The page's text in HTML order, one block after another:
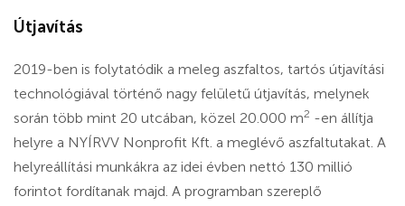
Útjavítás
2019-ben is folytatódik a meleg aszfaltos, tartós útjavítási
technológiával történő nagy felületű útjavítás, melynek
során több mint 20 utcában, közel 20.000 m2 -en állítja
helyre a NYÍRVV Nonprofit Kft. a meglévő aszfaltutakat. A
helyreállítási munkákra az idei évben nettó 130 millió
forintot fordítanak majd. A programban szereplő